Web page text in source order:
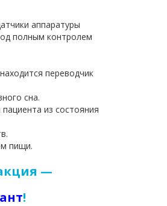
аппаратуры
полным контролем
переводчик
сна.
из состояния
пищи.
—
!